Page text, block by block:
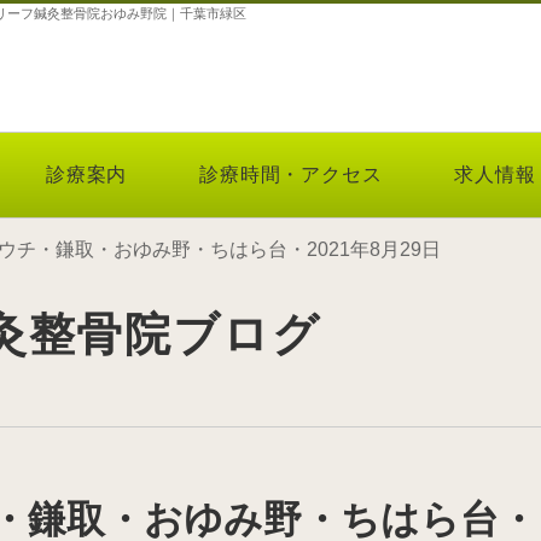
フ鍼灸整骨院おゆみ野院｜千葉市緑区
診療案内 診療時間・アクセス 求人情報
チ・鎌取・おゆみ野・ちはら台・2021年8月29日
整骨院ブログ
鎌取・おゆみ野・ちはら台・